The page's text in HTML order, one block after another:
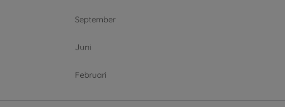
September
Juni
Februari